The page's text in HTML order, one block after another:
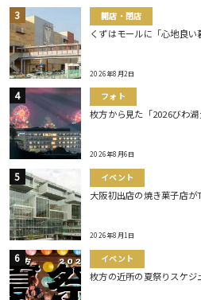
開店・閉店
くずはモールに「心地良
2026年8月2日
フォト
枚方から見た「2026びわ湖
2026年8月6日
イベント
大阪初出店の焼き菓子店が
2026年8月1日
イベント
枚方の近所の夏祭りスケジ